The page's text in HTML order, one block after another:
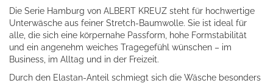
Die Serie Hamburg von ALBERT KREUZ steht für hochwertige
Unterwäsche aus feiner Stretch-Baumwolle. Sie ist ideal für
alle, die sich eine körpernahe Passform, hohe Formstabilität
und ein angenehm weiches Tragegefühl wünschen – im
Business, im Alltag und in der Freizeit.
Durch den Elastan-Anteil schmiegt sich die Wäsche besonders